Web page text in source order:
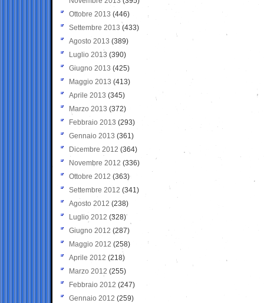
Ottobre 2013 (446)
Settembre 2013 (433)
Agosto 2013 (389)
Luglio 2013 (390)
Giugno 2013 (425)
Maggio 2013 (413)
Aprile 2013 (345)
Marzo 2013 (372)
Febbraio 2013 (293)
Gennaio 2013 (361)
Dicembre 2012 (364)
Novembre 2012 (336)
Ottobre 2012 (363)
Settembre 2012 (341)
Agosto 2012 (238)
Luglio 2012 (328)
Giugno 2012 (287)
Maggio 2012 (258)
Aprile 2012 (218)
Marzo 2012 (255)
Febbraio 2012 (247)
Gennaio 2012 (259)